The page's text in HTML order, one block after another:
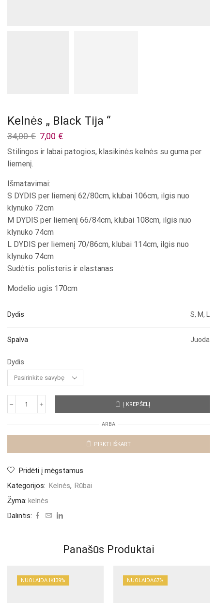
Kelnės „ Black Tija “
34,00€ Original
was:
7,00 €
is:
Stilingos ir labai patogios, klasikinės kelnės su guma per
liemenį.
Išmatavimai:
S DYDIS per liemenį 62/80cm, klubai 106cm, ilgis nuo
klynuko 72cm
M DYDIS per liemenį 66/84cm, klubai 108cm, ilgis nuo
klynuko 74cm
L DYDIS per liemenį 70/86cm, klubai 114cm, ilgis nuo
klynuko 74cm
Sudėtis: polisteris ir elastanas
Modelio ūgis 170cm
Dydis S, M, L
Spalva Juoda
Dydis
produkto
„
Į KREPŠELĮ
ARBA
PIRKTI IŠKART
Pridėti į mėgstamus
Kategorijos: Kelnės, Rūbai
Žyma: kelnės
Dalintis:
Panašūs Produktai
NUOLAIDA IKI39% NUOLAIDA67%